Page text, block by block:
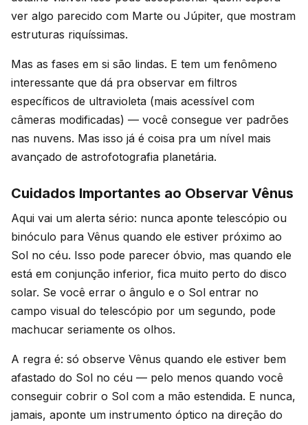
ver algo parecido com Marte ou Júpiter, que mostram
estruturas riquíssimas.
Mas as fases em si são lindas. E tem um fenômeno
interessante que dá pra observar em filtros
específicos de ultravioleta (mais acessível com
câmeras modificadas) — você consegue ver padrões
nas nuvens. Mas isso já é coisa pra um nível mais
avançado de astrofotografia planetária.
Cuidados Importantes ao Observar Vênus
Aqui vai um alerta sério: nunca aponte telescópio ou
binóculo para Vênus quando ele estiver próximo ao
Sol no céu. Isso pode parecer óbvio, mas quando ele
está em conjunção inferior, fica muito perto do disco
solar. Se você errar o ângulo e o Sol entrar no
campo visual do telescópio por um segundo, pode
machucar seriamente os olhos.
A regra é: só observe Vênus quando ele estiver bem
afastado do Sol no céu — pelo menos quando você
conseguir cobrir o Sol com a mão estendida. E nunca,
jamais, aponte um instrumento óptico na direção do